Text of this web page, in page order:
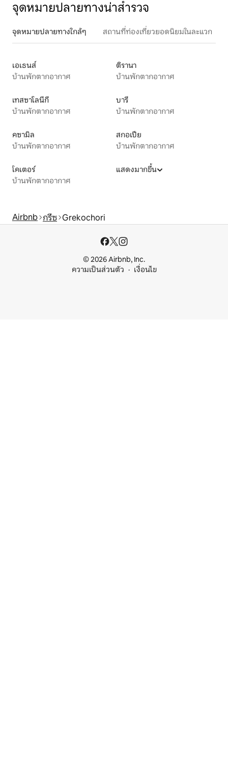
จุดหมายปลายทางน่าสำรวจ
จุดหมายปลายทางใกล้ๆ สถานที่ท่องเที่ยวยอดนิยมในละแวก
เอเธนส์
บ้านพักตากอากาศ
ติรานา
บ้านพักตากอากาศ
เทสซาโลนีกี
บ้านพักตากอากาศ
บารี
บ้านพักตากอากาศ
คซามิล
บ้านพักตากอากาศ
สกอเปีย
บ้านพักตากอากาศ
โคเตอร์
บ้านพักตากอากาศ
แสดงมากขึ้น
Airbnb กรีซ Grekochori
© 2026 Airbnb, Inc.
ความเป็นส่วนตัว
เงื่อนไข